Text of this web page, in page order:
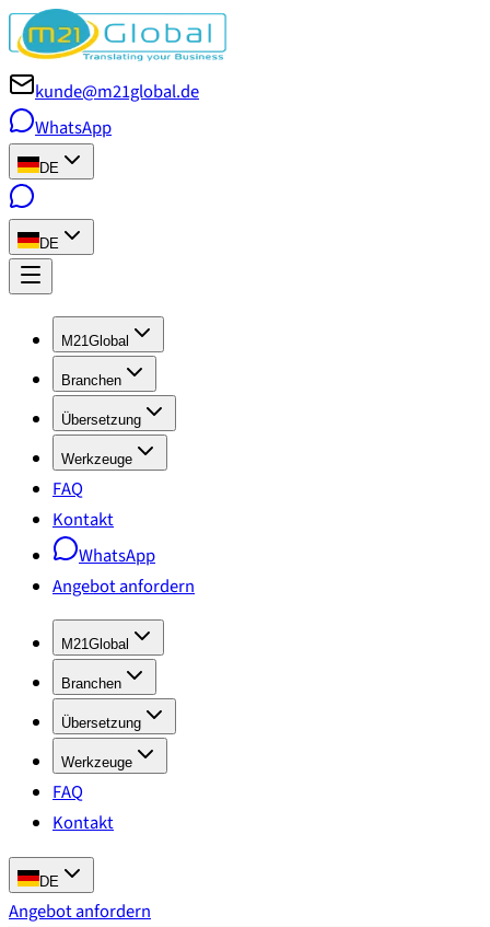
kunde@m21global.de
WhatsApp
DE
DE
M21Global
Branchen
Übersetzung
Werkzeuge
FAQ
Kontakt
WhatsApp
Angebot anfordern
M21Global
Branchen
Übersetzung
Werkzeuge
FAQ
Kontakt
DE
Angebot anfordern